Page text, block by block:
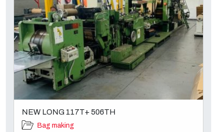
NEW LONG 117T+ 506TH
Bag making